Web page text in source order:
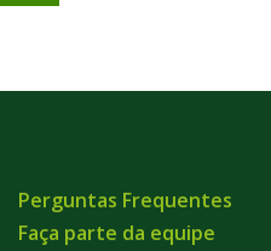
Perguntas Frequentes
Faça parte da equipe